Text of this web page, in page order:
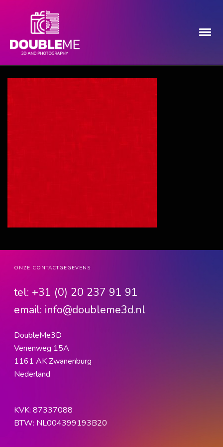
ONZE CONTACTGEGEVENS
tel: +31 (0) 20 237 91 91
email: info@doubleme3d.nl
DoubleMe3D
Venenweg 15A
1161 AK Zwanenburg
Nederland
KVK: 87337088
BTW: NL004399193B20